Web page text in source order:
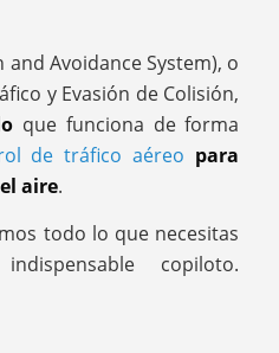
Avoidance System), o
y Evasión de Colisión,
que funciona de forma
de tráfico aéreo para
aire.
todo lo que necesitas
copiloto.